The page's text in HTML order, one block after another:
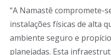
“A Namastê compromete-
instalações físicas de alta
ambiente seguro e
planejadas. Esta